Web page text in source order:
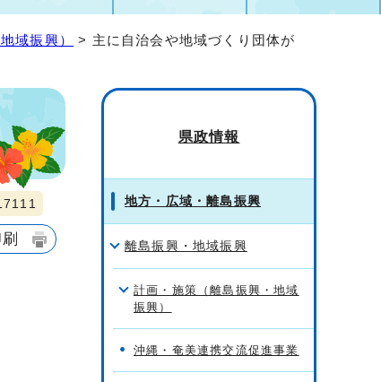
域振興）
> 主に自治会や地域づくり団体が
県政情報
地方・広域・離島振興
離島振興・地域振興
計画・施策（離島振興・地域
振興）
沖縄・奄美連携交流促進事業